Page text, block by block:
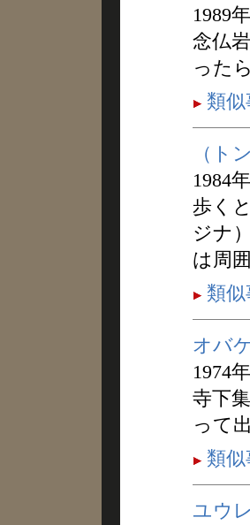
1989
念仏
った
類似
（ト
1984
歩く
ジナ
は周
類似
オバ
1974
寺下
って
類似
ユウ